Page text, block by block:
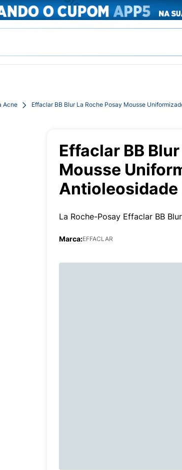
Acne Effaclar BB Blur La Roche Posay Mousse
Effaclar BB
Mousse
Antioleosidade
La Roche-Posay Effaclar BB
Marca:EFFACLAR